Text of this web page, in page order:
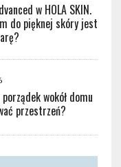
w HOLA SKIN.
do pięknej skóry jest
wokół domu
przestrzeń?